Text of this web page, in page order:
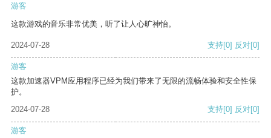
游客
这款游戏的音乐非常优美，听了让人心旷神怡。
2024-07-28 支持[0] 反对[0]
游客
这款加速器VPM应用程序已经为我们带来了无限的流畅体验和安全性保
护。
2024-07-28
支持[0] 反对[0]
游客